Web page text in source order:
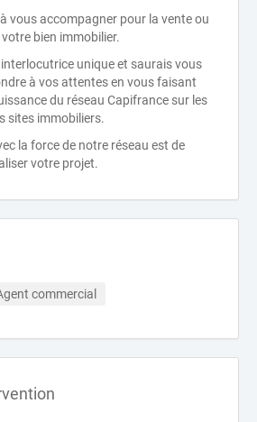
vous accompagner pour la vente ou
bien immobilier.
unique et saurais vous
à vos attentes en vous faisant
du réseau Capifrance sur les
sites immobiliers.
la force de notre réseau est de
votre projet.
commercial